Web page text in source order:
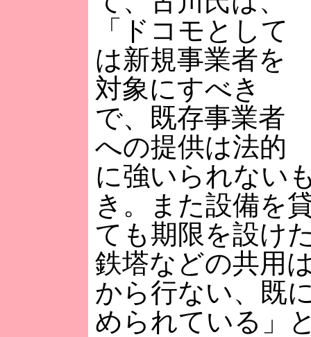
「ドコモとして
は新規事業者を
対象にすべき
で、既存事業者
への提供は法的
に強いられない
き。また設備を
ても期限を設け
鉄塔などの共用
から行ない、既
められている」